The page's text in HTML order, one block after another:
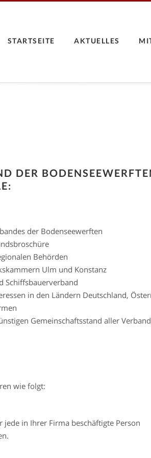
STARTSEITE AKTUELLES
DER
der Bodenseewerften
Behörden
Ulm und Konstanz
Schiffsbauerverband
in den Ländern Deutschland,
Gemeinschaftsstand aller
wie folgt:
jede in Ihrer Firma beschäftigte Person